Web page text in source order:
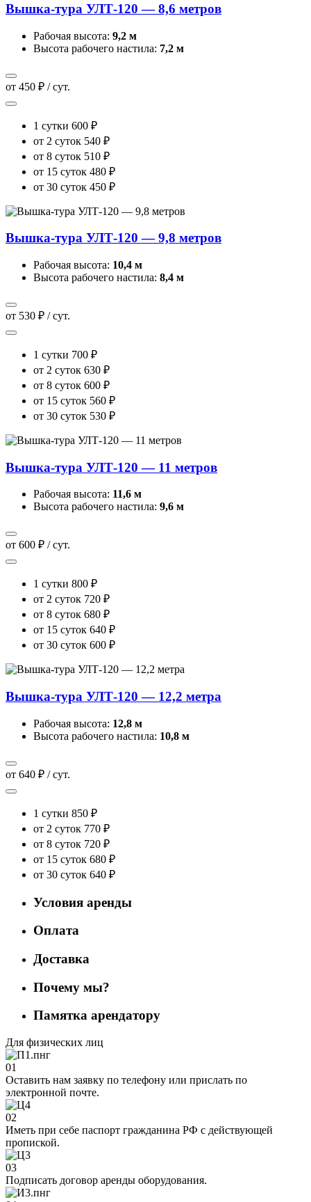
Вышка-тура УЛТ-120 — 8,6 метров
Рабочая высота: 9,2 м
Высота рабочего настила: 7,2 м
от 450 ₽ / сут.
1 сутки 600 ₽
от 2 суток 540 ₽
от 8 суток 510 ₽
от 15 суток 480 ₽
от 30 суток 450 ₽
Вышка-тура УЛТ-120 — 9,8 метров
Рабочая высота: 10,4 м
Высота рабочего настила: 8,4 м
от 530 ₽ / сут.
1 сутки 700 ₽
от 2 суток 630 ₽
от 8 суток 600 ₽
от 15 суток 560 ₽
от 30 суток 530 ₽
Вышка-тура УЛТ-120 — 11 метров
Рабочая высота: 11,6 м
Высота рабочего настила: 9,6 м
от 600 ₽ / сут.
1 сутки 800 ₽
от 2 суток 720 ₽
от 8 суток 680 ₽
от 15 суток 640 ₽
от 30 суток 600 ₽
Вышка-тура УЛТ-120 — 12,2 метра
Рабочая высота: 12,8 м
Высота рабочего настила: 10,8 м
от 640 ₽ / сут.
1 сутки 850 ₽
от 2 суток 770 ₽
от 8 суток 720 ₽
от 15 суток 680 ₽
от 30 суток 640 ₽
Условия аренды
Оплата
Доставка
Почему мы?
Памятка арендатору
Для физических лиц
01
Оставить нам заявку по телефону или прислать по
электронной почте.
02
Иметь при себе паспорт гражданина РФ с действующей
пропиской.
03
Подписать договор аренды оборудования.